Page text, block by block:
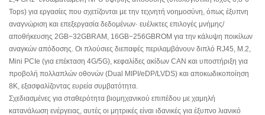
Tops) για εργασίες που σχετίζονται με την τεχνητή νοημοσύνη, όπως έξυπνη
αναγνώριση και επεξεργασία δεδομένων· ευέλικτες επιλογές μνήμης/
αποθήκευσης 2GB−32GBRAM, 16GB−256GBROM για την κάλυψη ποικίλων
αναγκών απόδοσης. Οι πλούσιες διεπαφές περιλαμβάνουν διπλό RJ45, M.2,
Mini PCIe (για επέκταση 4G/5G), κεφαλίδες ακίδων CAN και υποστήριξη για
προβολή πολλαπλών οθονών (Dual MIPI/eDP/LVDS) και αποκωδικοποίηση
8K, εξασφαλίζοντας ευρεία συμβατότητα.
Σχεδιασμένες για σταθερότητα βιομηχανικού επιπέδου με χαμηλή
κατανάλωση ενέργειας, αυτές οι μητρικές είναι ιδανικές για έξυπνο λιανικό